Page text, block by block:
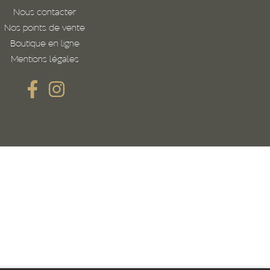
Nous contacter
Nos points de vente
Boutique en ligne
Mentions légales